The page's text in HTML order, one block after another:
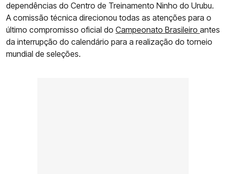
dependências do Centro de Treinamento Ninho do Urubu.
A comissão técnica direcionou todas as atenções para o
último compromisso oficial do Campeonato Brasileiro antes
da interrupção do calendário para a realização do torneio
mundial de seleções.